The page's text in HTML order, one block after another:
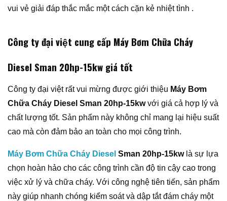
vui vẻ giải đáp thắc mắc một cách cặn kẻ nhiệt tình .
Công ty đại việt cung cấp Máy Bơm Chữa Cháy
Diesel Sman 20hp-15kw giá tốt
Công ty đại việt rất vui mừng được giới thiệu Máy Bơm
Chữa Cháy Diesel Sman 20hp-15kwvới giá cả hợp lý và
chất lượng tốt. Sản phẩm này không chỉ mang lại hiệu suất
cao mà còn đảm bảo an toàn cho mọi công trình.
Máy Bơm Chữa Cháy Diesel Sman 20hp-15kwlà sự lựa
chọn hoàn hảo cho các công trình cần độ tin cậy cao trong
việc xử lý và chữa cháy. Với công nghệ tiên tiến, sản phẩm
này giúp nhanh chóng kiểm soát và dập tắt đám cháy một